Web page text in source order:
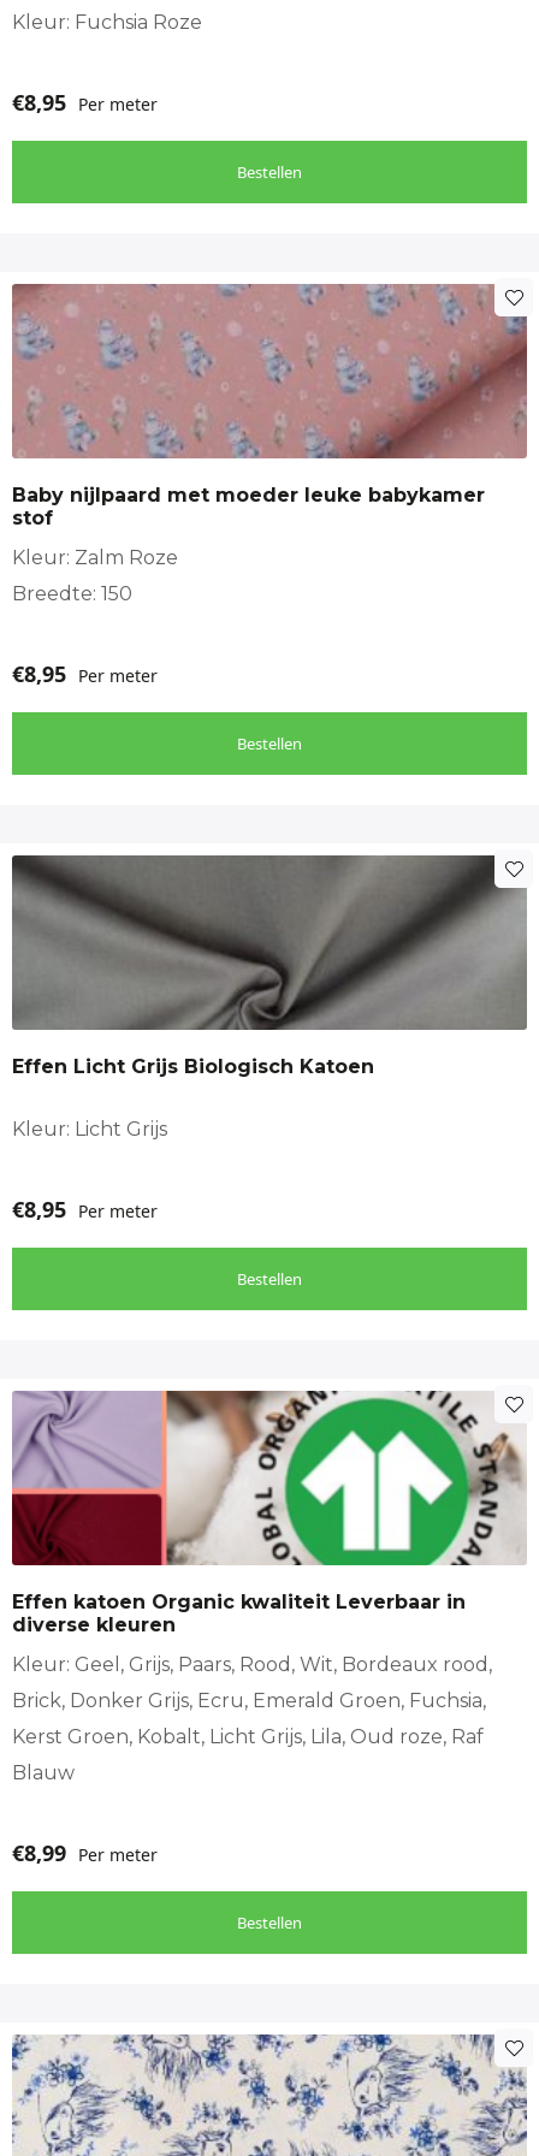
Kleur: Fuchsia Roze
€8,95 Per meter
Bestellen
Baby nijlpaard met moeder leuke babykamer
stof
Kleur: Zalm Roze
Breedte: 150
€8,95 Per meter
Bestellen
Effen Licht Grijs Biologisch Katoen
Kleur: Licht Grijs
€8,95 Per meter
Bestellen
Effen katoen Organic kwaliteit Leverbaar in
diverse kleuren
Kleur: Geel, Grijs, Paars, Rood, Wit, Bordeaux rood,
Brick, Donker Grijs, Ecru, Emerald Groen, Fuchsia,
Kerst Groen, Kobalt, Licht Grijs, Lila, Oud roze, Raf
Blauw
€8,99 Per meter
Bestellen
Dit
product
heeft
meerdere
variaties.
Deze
kan
gekozen
worden
op